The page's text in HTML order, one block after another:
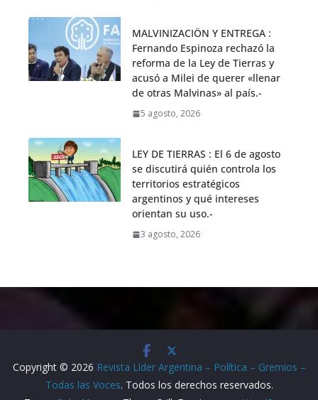
MALVINIZACIÖN Y ENTREGA :
Fernando Espinoza rechazó la
reforma de la Ley de Tierras y
acusó a Milei de querer «llenar
de otras Malvinas» al país.-
5 agosto, 2026
LEY DE TIERRAS : El 6 de agosto
se discutirá quién controla los
territorios estratégicos
argentinos y qué intereses
orientan su uso.-
3 agosto, 2026
Copyright © 2026 Revista Líder Argentina – Política – Gremios –
Todas las Voces. Todos los derechos reservados.